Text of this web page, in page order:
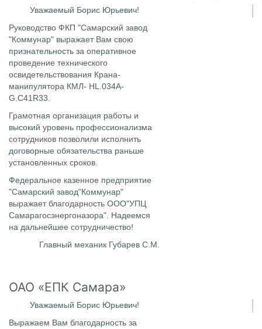
Уважаемый Борис Юрьевич!
Руководство ФКП "Самарский завод
"Коммунар" выражает Вам свою
признательность за оперативное
проведение технического
освидетельствования Крана-
манипулятора КМЛ- HL.034A-
G.C41R33.
Грамотная организация работы и
высокий уровень профессионализма
сотрудников позволили исполнить
договорные обязательства раньше
установленных сроков.
Федеральное казенное предприятие
"Самарский завод"Коммунар"
выражает благодарность ООО"УПЦ
Самарагосэнергоназора". Надеемся
на дальнейшее сотрудничество!
Главный механик Губарев С.М.
ОАО «ЕПК Самара»
Уважаемый Борис Юрьевич!
Выражаем Вам благодарность за